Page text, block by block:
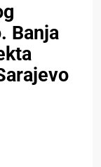
Banja